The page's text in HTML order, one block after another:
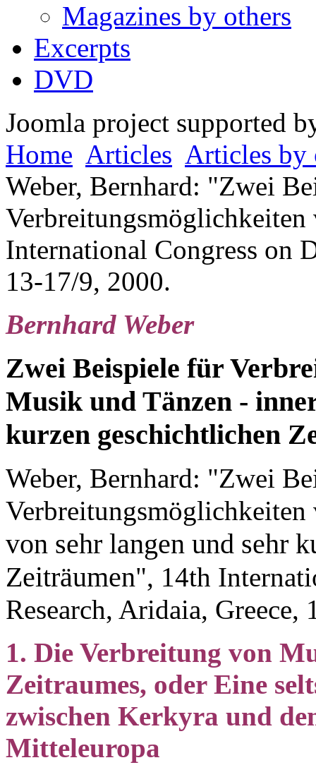
Magazines by others
Excerpts
DVD
Joomla project supported
Home Articles Articles by
Weber, Bernhard: "Zwei
International Congress on
13-17/9, 2000.
Bernhard Weber
Zwei Beispiele für
Musik und Tänzen -
kurzen geschichtlichen
Weber, Bernhard: "Zwei
von sehr langen und sehr
Zeiträumen", 14th
Research, Aridaia, Greece,
1. Die Verbreitung von
Zeitraumes, oder Eine
zwischen Kerkyra und
Mitteleuropa